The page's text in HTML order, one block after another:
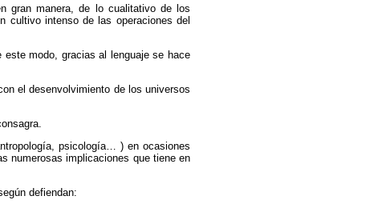
gran manera, de lo cualitativo de los
cultivo intenso de las operaciones del
modo, gracias al lenguaje se hace
el desenvolvimiento de los universos
psicología… ) en ocasiones
numerosas implicaciones que tiene en
defiendan: